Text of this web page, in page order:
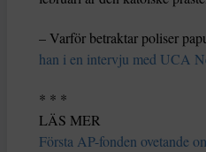
– Varför betraktar poliser
han i en intervju med UCA
* * *
LÄS MER
Första AP-fonden ovetande